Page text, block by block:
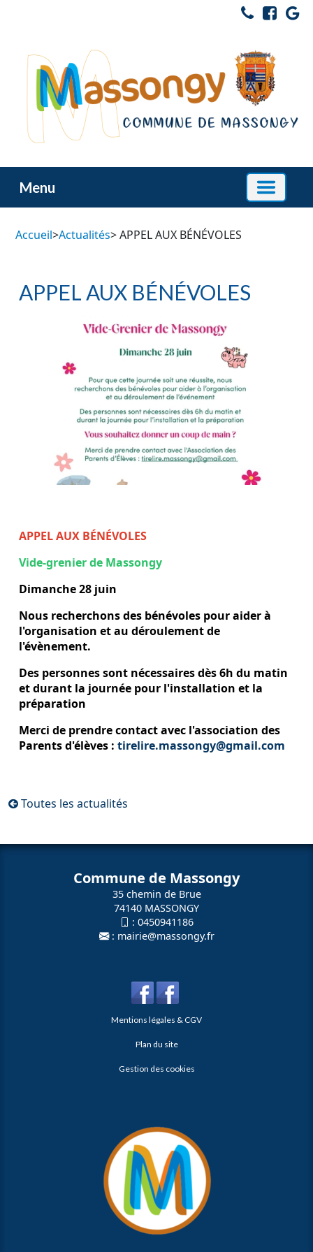
Menu
Accueil>Actualités> APPEL AUX BÉNÉVOLES
APPEL AUX BÉNÉVOLES
APPEL AUX BÉNÉVOLES
Vide-grenier de Massongy
Dimanche 28 juin
Nous recherchons des bénévoles pour aider à
l'organisation et au déroulement de
l'évènement.
Des personnes sont nécessaires dès 6h du matin
et durant la journée pour l'installation et la
préparation
Merci de prendre contact avec l'association des
Parents d'élèves : tirelire.massongy@gmail.com
Toutes les actualités
Commune de Massongy
35 chemin de Brue
74140 MASSONGY
: 0450941186
: mairie@massongy.fr
Mentions légales & CGV
Plan du site
Gestion des cookies